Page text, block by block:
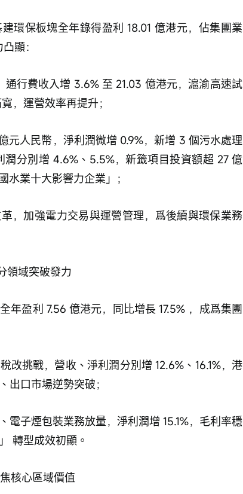
環保板塊全年錄得盈利 18.01 億港元，佔集團業
顯：
行費收入增 3.6% 至 21.03 億港元，滬渝高速試
，運營效率再提升；
元人民幣，淨利潤微增 0.9%，新增 3 個污水處理
分別增 4.6%、5.5%，新籤項目投資額超 27 億
業十大影響力企業」；
，加強電力交易與運營管理，爲後續與環保業務
領域突破發力
年盈利 7.56 億港元，同比增長 17.5% ，成爲集團
改挑戰，營收、淨利潤分別增 12.6%、16.1%，港
出口市場逆勢突破；
電子煙包裝業務放量，淨利潤增 15.1%，毛利率穩
轉型成效初顯。
核心區域價值